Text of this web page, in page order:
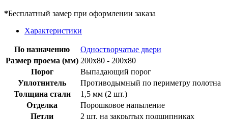
*Бесплатный замер при оформлении заказа
Характеристики
По назначению
Одностворчатые двери
Размер проема (мм) 200х80 - 200х80
Порог
Выпадающий порог
Уплотнитель
Противодымный по периметру полотна
Толщина стали
1,5 мм (2 шт.)
Отделка
Порошковое напыление
Петли
2 шт. на закрытых подшипниках